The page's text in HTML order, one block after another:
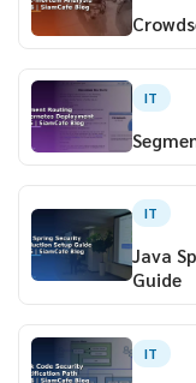
IT
IT
Java
Guide
IT